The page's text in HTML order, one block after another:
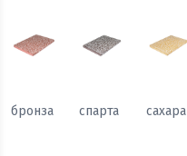
бронза спарта сахара